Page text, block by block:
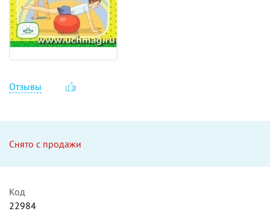
Отзывы
Снято с продажи
Код
22984